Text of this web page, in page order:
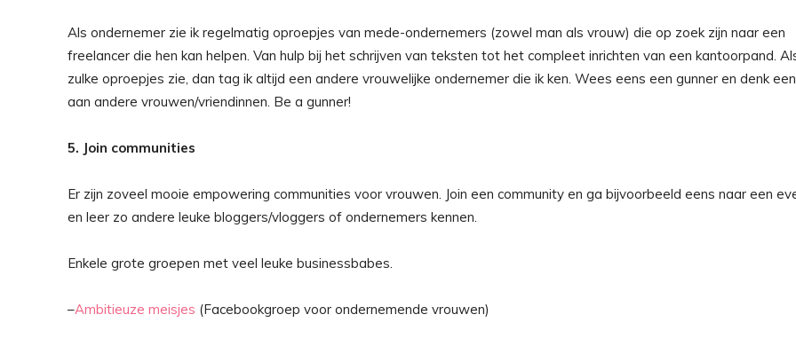
Als ondernemer zie ik regelmatig oproepjes van mede-ondernemers (zowel man als vrouw) die op zoek zijn naar een
freelancer die hen kan helpen. Van hulp bij het schrijven van teksten tot het compleet inrichten van een kantoorpand.
zulke oproepjes zie, dan tag ik altijd een andere vrouwelijke ondernemer die ik ken. Wees eens een gunner en denk
aan andere vrouwen/vriendinnen. Be a gunner!
5. Join communities
Er zijn zoveel mooie empowering communities voor vrouwen. Join een community en ga bijvoorbeeld eens naar een
en leer zo andere leuke bloggers/vloggers of ondernemers kennen.
Enkele grote groepen met veel leuke businessbabes.
–Ambitieuze meisjes (Facebookgroep voor ondernemende vrouwen)